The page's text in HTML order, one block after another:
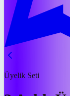
Üyelik Seti